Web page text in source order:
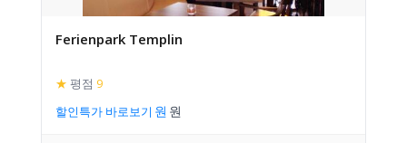
Ferienpark Templin
★ 평점 9
할인특가 바로보기